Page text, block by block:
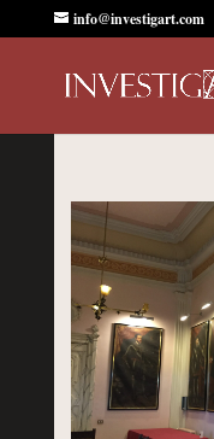
info@investigart.com